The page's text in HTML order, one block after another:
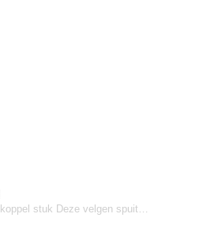
stuk Deze velgen spuit…